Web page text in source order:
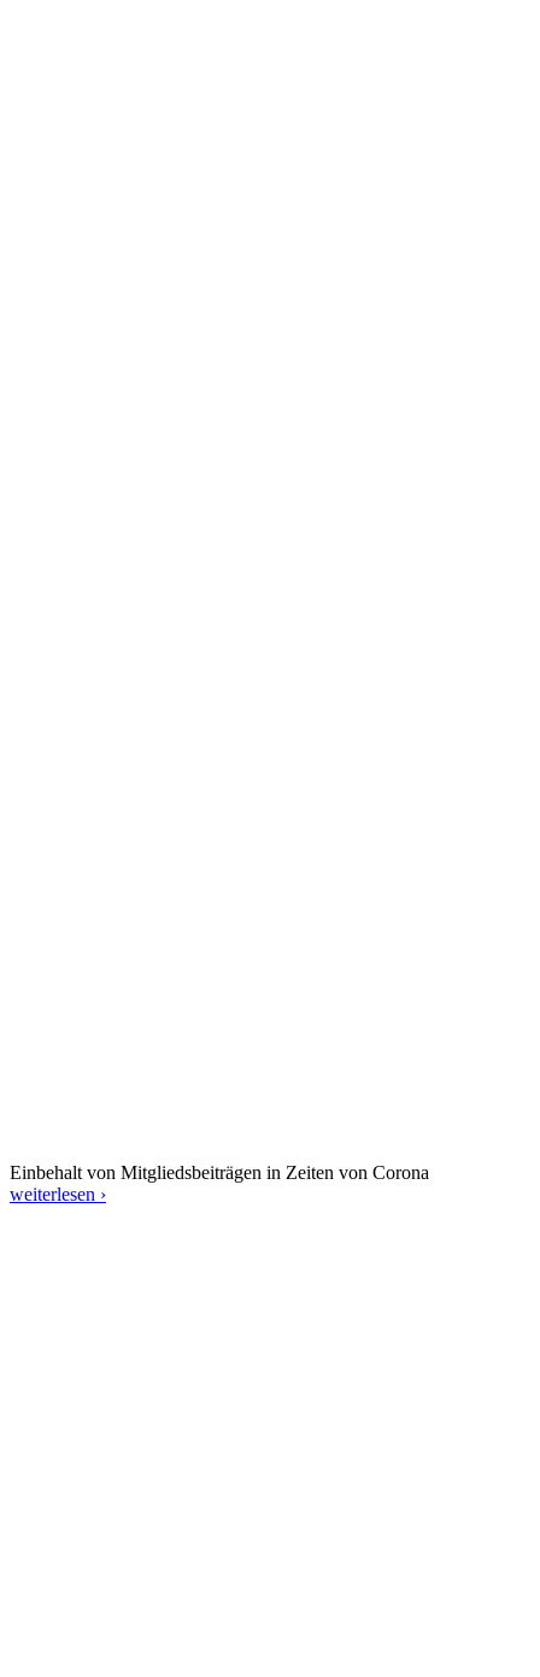
Einbehalt von Mitgliedsbeiträgen in Zeiten von Corona
weiterlesen ›